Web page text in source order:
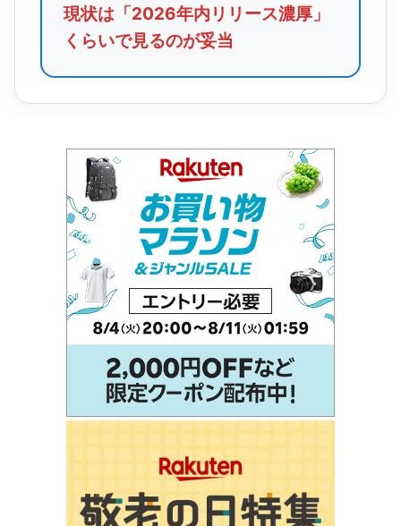
現状は「2026年内リリース濃厚」
くらいで見るのが妥当